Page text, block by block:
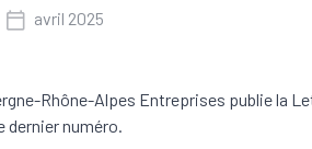
avril 2025
Rhône-Alpes Entreprises publie la
dernier numéro.